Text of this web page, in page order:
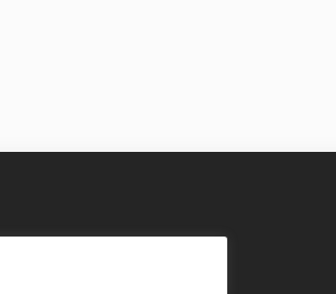
одном из самых
удовлетворят даже самых